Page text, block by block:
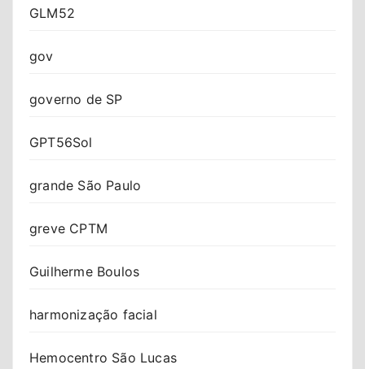
GLM52
gov
governo de SP
GPT56Sol
grande São Paulo
greve CPTM
Guilherme Boulos
harmonização facial
Hemocentro São Lucas